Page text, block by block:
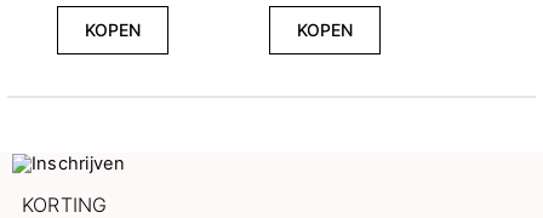
KOPEN KOPEN
KORTING